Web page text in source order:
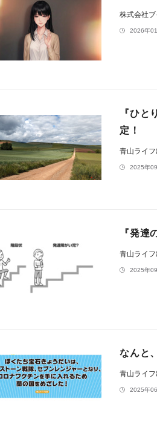
株式会社
2026年
『ひ
定！
青山ライフ
2025年
『発達
青山ライフ
2025年
なんと
青山ライフ
2025年